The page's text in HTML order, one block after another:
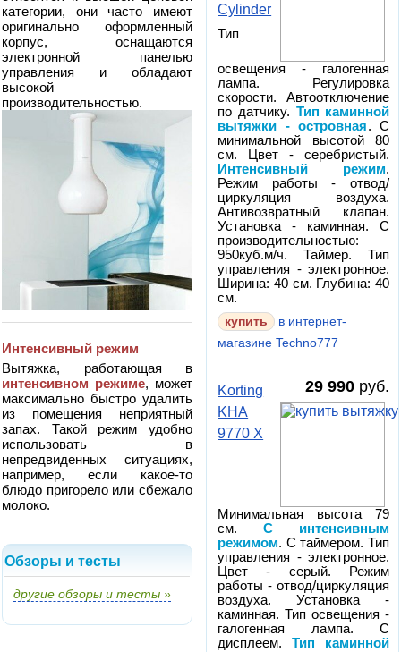
категории, они часто имеют
оригинально оформленный
корпус, оснащаются
электронной панелью
управления и обладают
высокой
производительностью.
Интенсивный режим
Вытяжка, работающая в
интенсивном режиме, может
максимально быстро удалить
из помещения неприятный
запах. Такой режим удобно
использовать в
непредвиденных ситуациях,
например, если какое-то
блюдо пригорело или сбежало
молоко.
Обзоры и тесты
другие обзоры и тесты »
Cylinder
Тип
освещения - галогенная
лампа. Регулировка
скорости. Автоотключение
по датчику. Тип каминной
вытяжки - островная. С
минимальной высотой 80
см. Цвет - серебристый.
Интенсивный режим.
Режим работы - отвод/
циркуляция воздуха.
Антивозвратный клапан.
Установка - каминная. С
производительностью:
950куб.м/ч. Таймер. Тип
управления - электронное.
Ширина: 40 см. Глубина: 40
см.
в интернет-
магазине Techno777
29 990 руб.
Korting
KHA
9770 X
Минимальная высота 79
см.С интенсивным
режимом. С таймером. Тип
управления - электронное.
Цвет - серый. Режим
работы - отвод/циркуляция
воздуха. Установка -
каминная. Тип освещения -
галогенная лампа. С
дисплеем.Тип каминной